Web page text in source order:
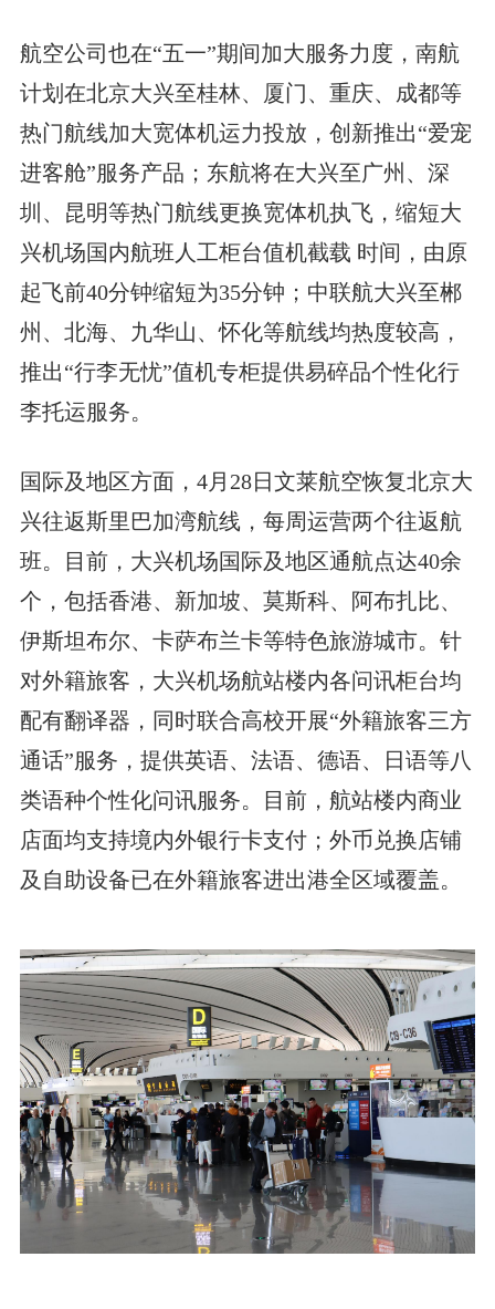
航空公司也在“五一”期间加大服务力度，南航
计划在北京大兴至桂林、厦门、重庆、成都等
热门航线加大宽体机运力投放，创新推出“爱宠
进客舱”服务产品；东航将在大兴至广州、深
圳、昆明等热门航线更换宽体机执飞，缩短大
兴机场国内航班人工柜台值机截载 时间，由原
起飞前40分钟缩短为35分钟；中联航大兴至郴
州、北海、九华山、怀化等航线均热度较高，
推出“行李无忧”值机专柜提供易碎品个性化行
李托运服务。
国际及地区方面，4月28日文莱航空恢复北京大
兴往返斯里巴加湾航线，每周运营两个往返航
班。目前，大兴机场国际及地区通航点达40余
个，包括香港、新加坡、莫斯科、阿布扎比、
伊斯坦布尔、卡萨布兰卡等特色旅游城市。针
对外籍旅客，大兴机场航站楼内各问讯柜台均
配有翻译器，同时联合高校开展“外籍旅客三方
通话”服务，提供英语、法语、德语、日语等八
类语种个性化问讯服务。目前，航站楼内商业
店面均支持境内外银行卡支付；外币兑换店铺
及自助设备已在外籍旅客进出港全区域覆盖。